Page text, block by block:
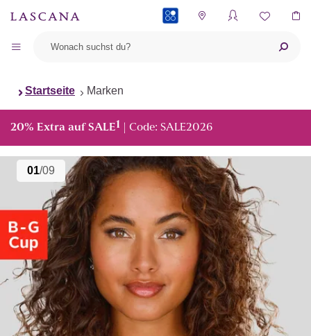
Startseite Marken
20% Extra auf SALE1 | Code: SALE2026
01/09